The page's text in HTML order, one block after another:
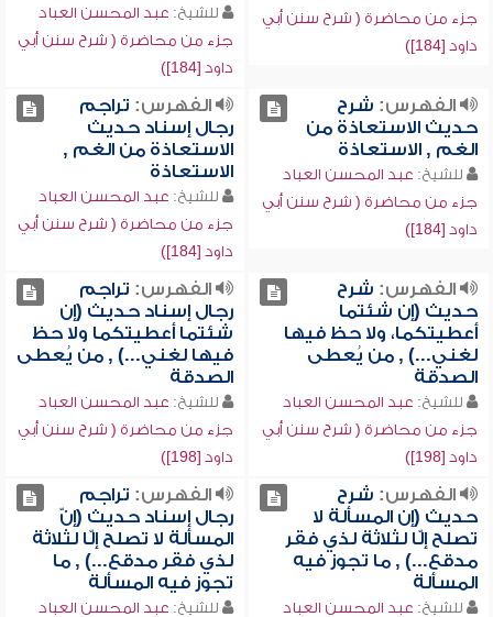
جزء من محاضرة ( شرح سنن أبي
داود [184])
للشيخ: عبد المحسن العباد
جزء من محاضرة ( شرح سنن أبي
داود [184])
الفهرس: شرح
حديث الاستعاذة من
الغم , الاستعاذة
للشيخ: عبد المحسن العباد
جزء من محاضرة ( شرح سنن أبي
داود [184])
الفهرس: تراجم
رجال إسناد حديث
الاستعاذة من الغم ,
الاستعاذة
للشيخ: عبد المحسن العباد
جزء من محاضرة ( شرح سنن أبي
داود [184])
الفهرس: شرح
حديث (إن شئتما
أعطيتكما، ولا حظ فيها
لغني...) , من يُعطى
الصدقة
للشيخ: عبد المحسن العباد
جزء من محاضرة ( شرح سنن أبي
داود [198])
الفهرس: تراجم
رجال إسناد حديث (إن
شئتما أعطيتكما ولا حظ
فيها لغني...) , من يُعطى
الصدقة
للشيخ: عبد المحسن العباد
جزء من محاضرة ( شرح سنن أبي
داود [198])
الفهرس: شرح
حديث (إن المسألة لا
تصلح إلّا لثلاثة لذي فقر
مدقع...) , ما تجوز فيه
المسألة
للشيخ: عبد المحسن العباد
الفهرس: تراجم
رجال إسناد حديث (إنّ
المسألة لا تصلح إلّا لثلاثة
لذي فقر مدقع...) , ما
تجوز فيه المسألة
للشيخ: عبد المحسن العباد